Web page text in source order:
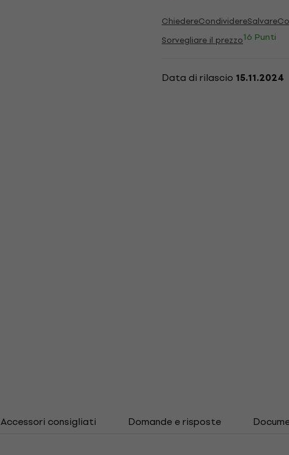
ChiedereCondividereSalvare
Sorvegliare il prezzo16 Punti
Data di rilascio 15.11.2024
Accessori consigliati Domande e risposte